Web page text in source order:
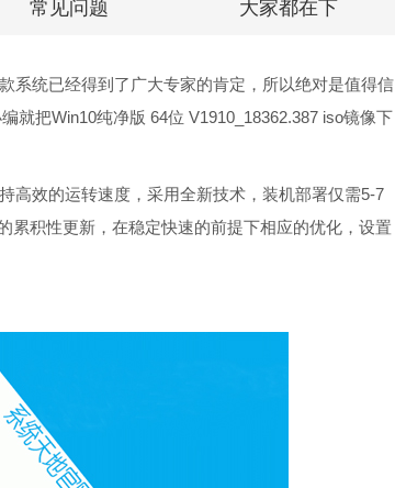
常见问题 大家都在下
系统已经得到了广大专家的肯定，所以绝对是值得信
就把Win10纯净版 64位 V1910_18362.387 iso镜像下
高效的运转速度，采用全新技术，装机部署仅需5-7
累积性更新，在稳定快速的前提下相应的优化，设置